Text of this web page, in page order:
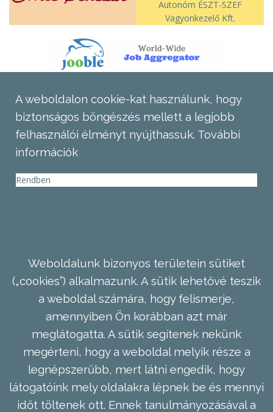
Autonóm ÉSZT-SZEF
Vagyonkezelő Kft.
A weboldalon cookie-kat használunk, hogy
biztonságos böngészés mellett a legjobb
felhasználói élményt nyújthassuk. További
információk
Rendben
Weboldalunk bizonyos területein sütiket
(„cookies”) alkalmazunk. A sütik lehetővé teszik
a weboldal számára, hogy felismerje,
amennyiben Ön korábban azt már
meglátogatta. A sütik segítenek nekünk
megérteni, hogy a weboldal melyik része a
legnépszerűbb, mert látni engedik, hogy
látogatóink mely oldalakra lépnek be és mennyi
időt töltenek ott. Ennek tanulmányozásával a